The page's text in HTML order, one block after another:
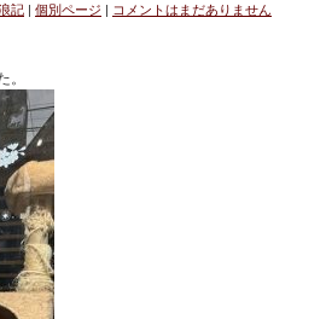
記 | 個別ページ | コメントはまだありません
。